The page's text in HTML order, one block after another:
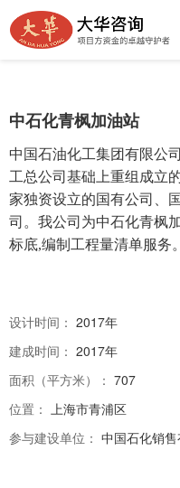
加油站 —— 中石化青枫加
中石化青枫加油站
中国石油化工集团有限公
工总公司 基础上重组成立
家独资设立的国有公司、
司 。 我公司为中石化青枫
标底,编制工程量清单服务。
设计时间： 2017年
建成时间： 2017年
面积（平方米）： 707
位置： 上海市青浦区
参与建设单位： 中国石化销